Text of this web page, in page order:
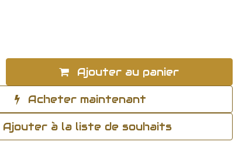
Ajouter au panier
Acheter maintenant
Ajouter à la liste de souhaits